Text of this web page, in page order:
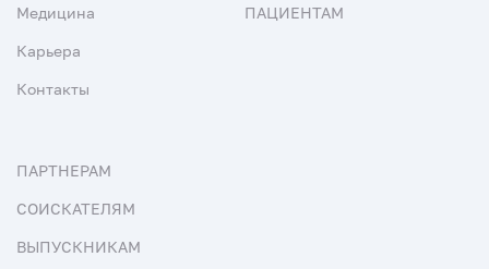
Медицина
Карьера
Контакты
ПАЦИЕНТАМ
ПАРТНЕРАМ
СОИСКАТЕЛЯМ
ВЫПУСКНИКАМ